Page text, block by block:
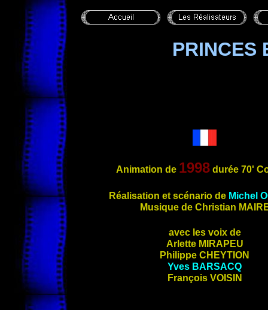
PRINCES
Animation de 1998 durée 70'
Réalisation et scénario de Michel
Musique de Christian
avec les voix de
Arlette MIRAPEU
Philippe CHEYTION
Yves BARSACQ
François VOISIN